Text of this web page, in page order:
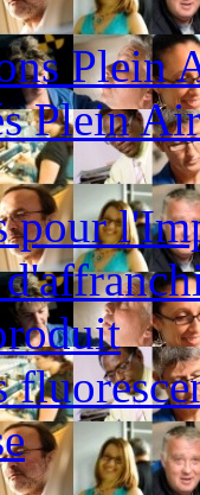
Plein
Plein Air
pour